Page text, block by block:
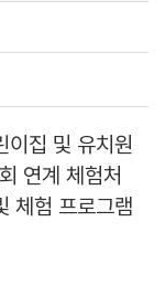
이집 및 유치원
연계 체험처
체험 프로그램